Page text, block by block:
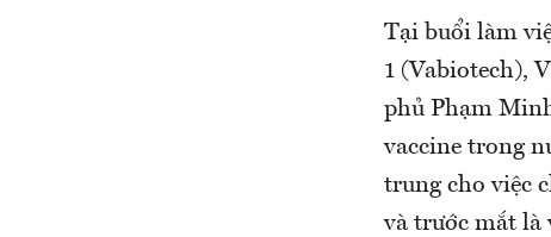
Tại buổi làm
1 (Vabiotech),
phủ Phạm
vaccine trong
trung cho việc
và trước mắt là